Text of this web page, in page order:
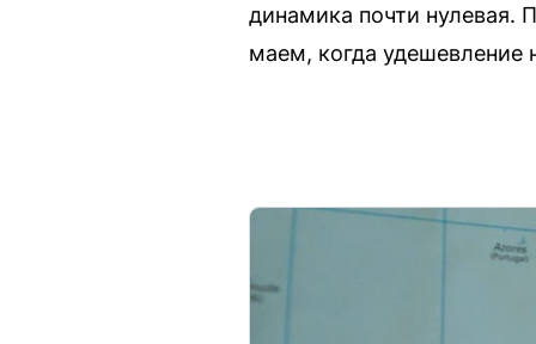
динамика почти нулевая.
маем, когда удешевление